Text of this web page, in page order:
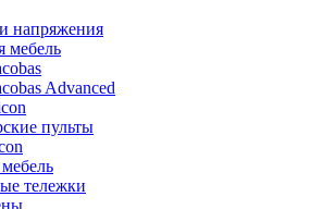
напряжения
мебель
Advanced
пульты
тележки